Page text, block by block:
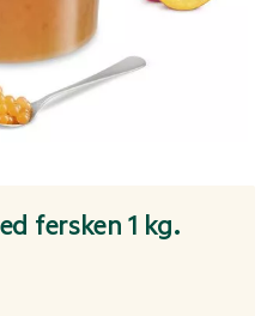
fersken 1 kg.